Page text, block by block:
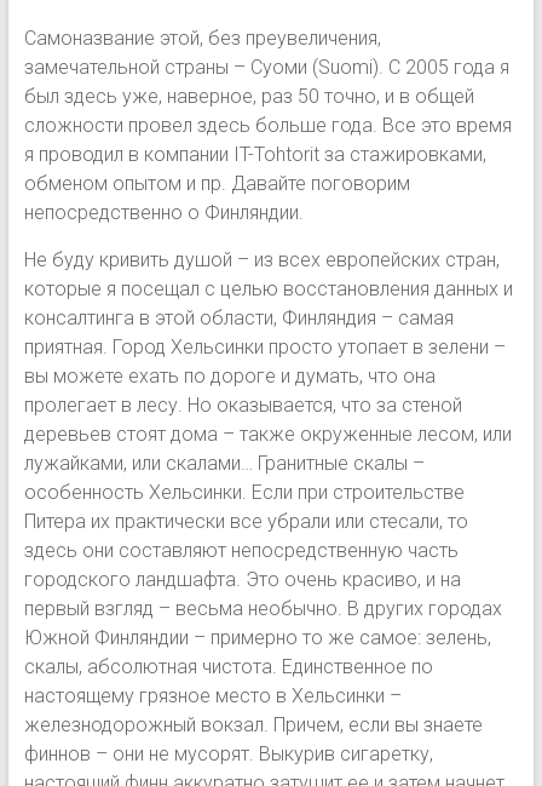
Самоназвание этой, без преувеличения,
замечательной страны – Суоми (Suomi). С 2005 года я
был здесь уже, наверное, раз 50 точно, и в общей
сложности провел здесь больше года. Все это время
я проводил в компании IT-Tohtorit за стажировками,
обменом опытом и пр. Давайте поговорим
непосредственно о Финляндии.
Не буду кривить душой – из всех европейских стран,
которые я посещал с целью восстановления данных и
консалтинга в этой области, Финляндия – самая
приятная. Город Хельсинки просто утопает в зелени –
вы можете ехать по дороге и думать, что она
пролегает в лесу. Но оказывается, что за стеной
деревьев стоят дома – также окруженные лесом, или
лужайками, или скалами… Гранитные скалы –
особенность Хельсинки. Если при строительстве
Питера их практически все убрали или стесали, то
здесь они составляют непосредственную часть
городского ландшафта. Это очень красиво, и на
первый взгляд – весьма необычно. В других городах
Южной Финляндии – примерно то же самое: зелень,
скалы, абсолютная чистота. Единственное по
настоящему грязное место в Хельсинки –
железнодорожный вокзал. Причем, если вы знаете
финнов – они не мусорят. Выкурив сигаретку,